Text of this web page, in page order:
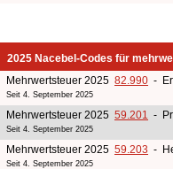
2025 Nacebel-Codes für
Mehrwertsteuer 2025 82.990 -
Seit 4. September 2025
Mehrwertsteuer 2025 59.201 -
Seit 4. September 2025
Mehrwertsteuer 2025 59.203 -
Seit 4. September 2025